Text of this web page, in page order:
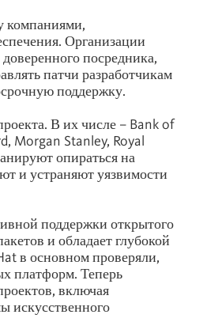
компаниями,
Организации
посредника,
патчи разработчикам
поддержку.
В их числе – Bank of
Morgan Stanley, Royal
опираться на
и устраняют уязвимости
поддержки открытого
и обладает глубокой
в основном проверяли,
платформ. Теперь
включая
искусственного